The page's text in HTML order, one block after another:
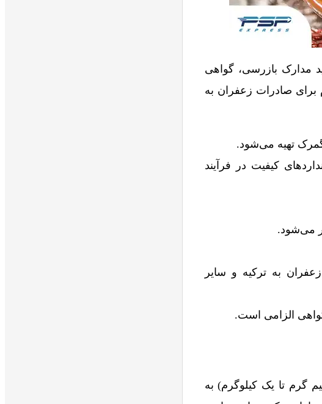
مدارک بازرسی، گواهی
برای صادرات زعفران به
تهیه می‌شود.
کیفیت در فرآیند
می‌شود.
به ترکیه و سایر
الزامی است.
شده (از نیم گرم تا یک کیلوگرم) به